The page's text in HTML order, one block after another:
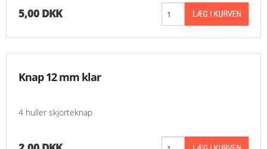
5,00 DKK
Knap 12 mm klar
4 huller skjorteknap